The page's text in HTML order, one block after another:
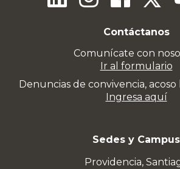
Contáctanos
Comunícate con
Ir al formulario
Denuncias de convivencia, acoso
Ingresa aquí
Sedes y Campus
Providencia,